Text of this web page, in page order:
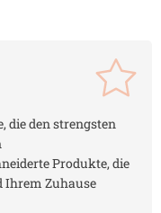
die den strengsten
Produkte, die
Ihrem Zuhause